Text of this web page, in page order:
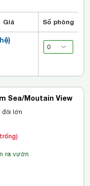
Giá Số phòng
Sea/Moutain View
đôi lớn
ra vườn